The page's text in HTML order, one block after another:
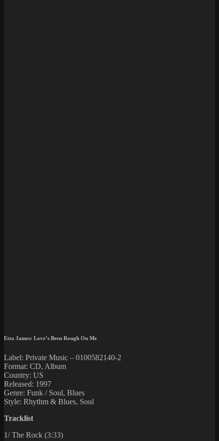
Etta James: Love’s Been Rough On Me
Label: Private Music – 0100582140-2
Format: CD, Album
Country: US
Released: 1997
Genre: Funk / Soul, Blues
Style: Rhythm & Blues, Soul
Tracklist
1/ The Rock (3:33)